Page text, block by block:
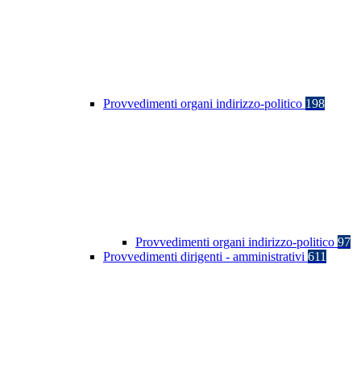
Provvedimenti organi indirizzo-politico 198
Provvedimenti organi indirizzo-politico 97
Provvedimenti dirigenti - amministrativi 611